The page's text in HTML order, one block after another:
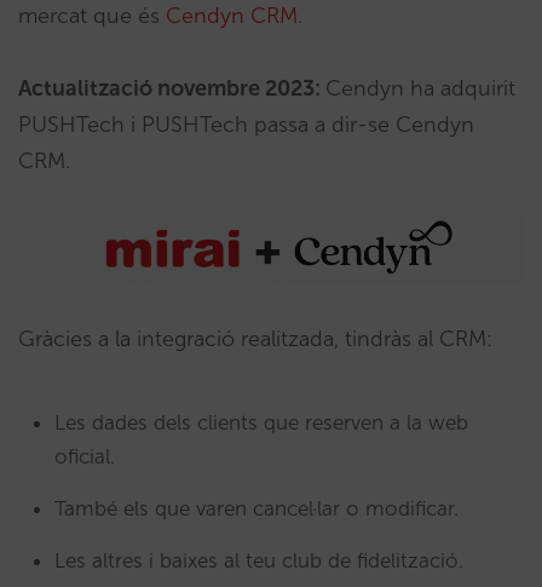
mercat que és Cendyn CRM.
Actualització novembre 2023: Cendyn ha adquirit
PUSHTech i PUSHTech passa a dir-se Cendyn
CRM.
Gràcies a la integració realitzada, tindràs al CRM:
Les dades dels clients que reserven a la web
oficial.
També els que varen cancel·lar o modificar.
Les altres i baixes al teu club de fidelització.